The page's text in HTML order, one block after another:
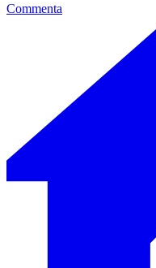
Commenta